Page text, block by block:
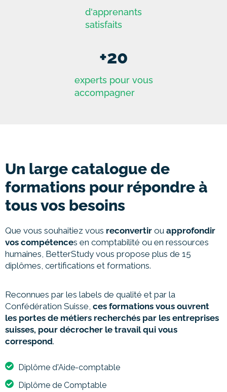
d'apprenants
satisfaits
experts pour vous
accompagner
+20
Un large catalogue de
formations pour répondre à
tous vos besoins
Que vous souhaitiez vous reconvertir ou approfondir
vos compétences en comptabilité ou en ressources
humaines, BetterStudy vous propose plus de 15
diplômes, certifications et formations.
Reconnues par les labels de qualité et par la
Confédération Suisse, ces formations vous ouvrent
les portes de métiers recherchés par les entreprises
suisses, pour décrocher le travail qui vous
correspond.
Diplôme d'Aide-comptable
Diplôme de Comptable